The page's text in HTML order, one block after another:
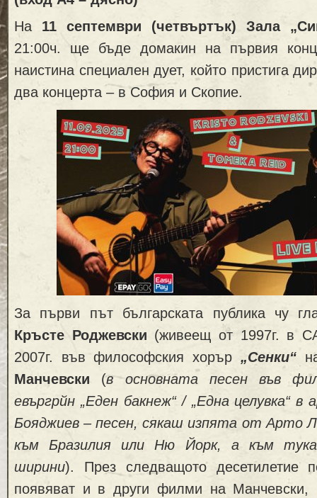
На 11 септември (четвъртък) Зала
21:00ч. ще бъде домакин на първия
наистина специален дует, който пристига
два концерта – в София и Скопие.
За първи път българската публика чу
Кръсте Роджевски (живеещ от 1997г. в
2007г. във философския хорър „Сенки“
Манчевски (в основната песен във
евъргрйн „Еден бакнеж“/ „Една целувка“
Бояджиев – песен, сякаш изпята от Арто
към Бразилия или Ню Йорк, а към
ширини). През следващото десетилетие
появяват и в други филми на Манчевски,